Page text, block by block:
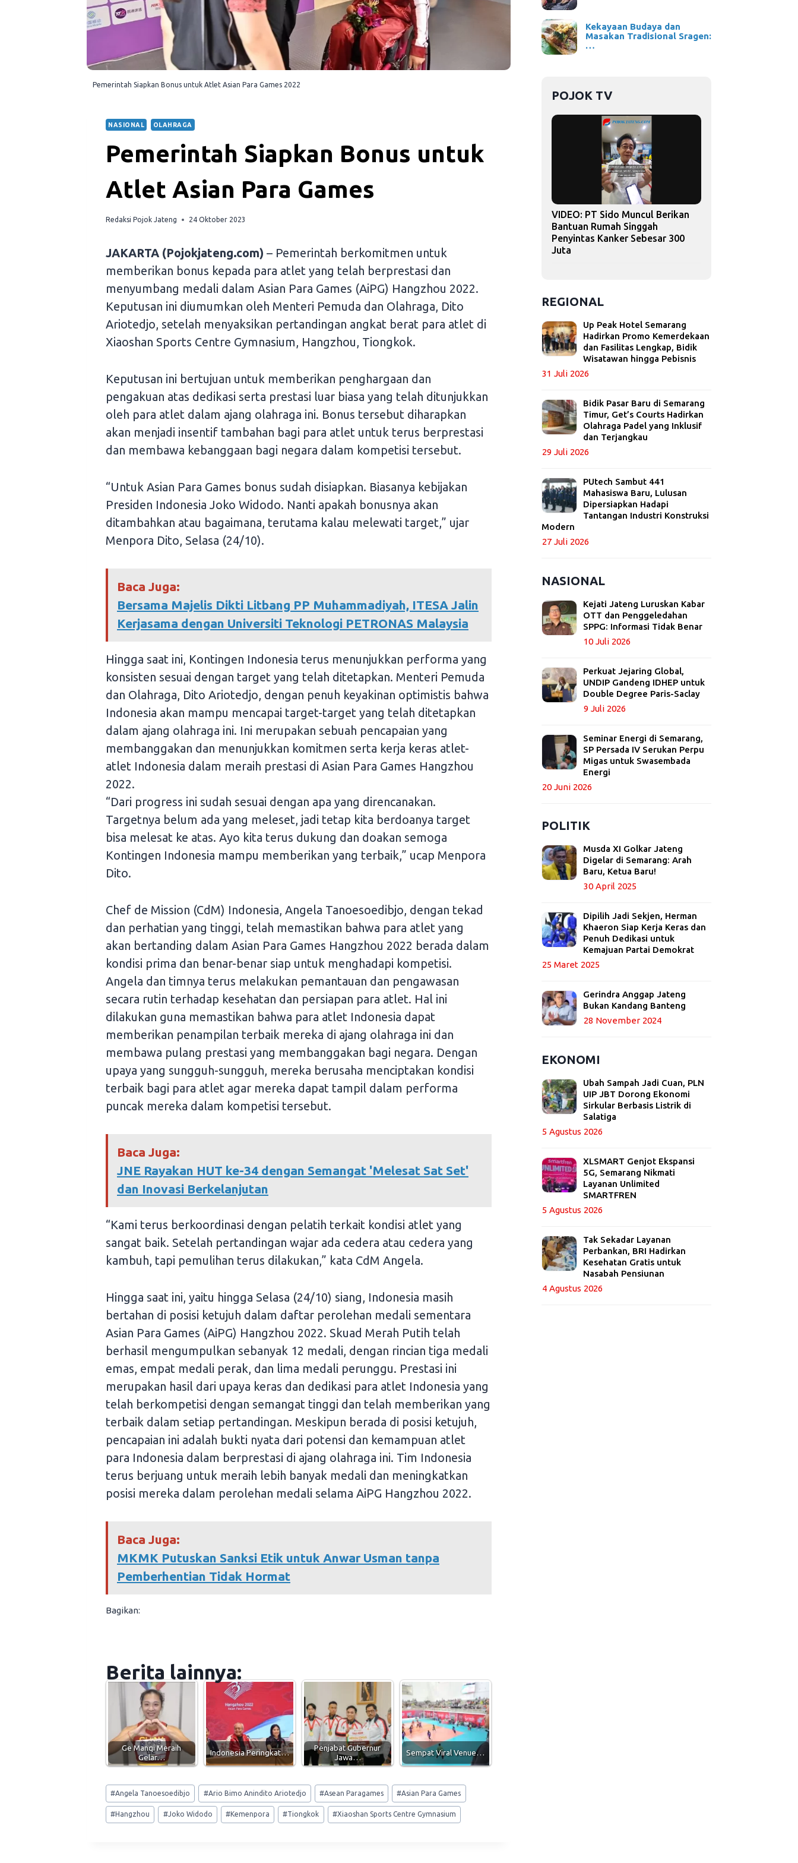
Pemerintah Siapkan Bonus untuk Atlet Asian Para Games 2022
NASIONAL OLAHRAGA
Pemerintah Siapkan Bonus untuk
Atlet Asian Para Games
Redaksi Pojok Jateng 24 Oktober 2023
JAKARTA (Pojokjateng.com) – Pemerintah berkomitmen untuk
memberikan bonus kepada para atlet yang telah berprestasi dan
menyumbang medali dalam Asian Para Games (AiPG) Hangzhou 2022.
Keputusan ini diumumkan oleh Menteri Pemuda dan Olahraga, Dito
Ariotedjo, setelah menyaksikan pertandingan angkat berat para atlet di
Xiaoshan Sports Centre Gymnasium, Hangzhou, Tiongkok.
Keputusan ini bertujuan untuk memberikan penghargaan dan
pengakuan atas dedikasi serta prestasi luar biasa yang telah ditunjukkan
oleh para atlet dalam ajang olahraga ini. Bonus tersebut diharapkan
akan menjadi insentif tambahan bagi para atlet untuk terus berprestasi
dan membawa kebanggaan bagi negara dalam kompetisi tersebut.
“Untuk Asian Para Games bonus sudah disiapkan. Biasanya kebijakan
Presiden Indonesia Joko Widodo. Nanti apakah bonusnya akan
ditambahkan atau bagaimana, terutama kalau melewati target,” ujar
Menpora Dito, Selasa (24/10).
Baca Juga:
Bersama Majelis Dikti Litbang PP Muhammadiyah, ITESA Jalin
Kerjasama dengan Universiti Teknologi PETRONAS Malaysia
Hingga saat ini, Kontingen Indonesia terus menunjukkan performa yang
konsisten sesuai dengan target yang telah ditetapkan. Menteri Pemuda
dan Olahraga, Dito Ariotedjo, dengan penuh keyakinan optimistis bahwa
Indonesia akan mampu mencapai target-target yang telah ditetapkan
dalam ajang olahraga ini. Ini merupakan sebuah pencapaian yang
membanggakan dan menunjukkan komitmen serta kerja keras atlet-
atlet Indonesia dalam meraih prestasi di Asian Para Games Hangzhou
2022.
“Dari progress ini sudah sesuai dengan apa yang direncanakan.
Targetnya belum ada yang meleset, jadi tetap kita berdoanya target
bisa melesat ke atas. Ayo kita terus dukung dan doakan semoga
Kontingen Indonesia mampu memberikan yang terbaik,” ucap Menpora
Dito.
Chef de Mission (CdM) Indonesia, Angela Tanoesoedibjo, dengan tekad
dan perhatian yang tinggi, telah memastikan bahwa para atlet yang
akan bertanding dalam Asian Para Games Hangzhou 2022 berada dalam
kondisi prima dan benar-benar siap untuk menghadapi kompetisi.
Angela dan timnya terus melakukan pemantauan dan pengawasan
secara rutin terhadap kesehatan dan persiapan para atlet. Hal ini
dilakukan guna memastikan bahwa para atlet Indonesia dapat
memberikan penampilan terbaik mereka di ajang olahraga ini dan
membawa pulang prestasi yang membanggakan bagi negara. Dengan
upaya yang sungguh-sungguh, mereka berusaha menciptakan kondisi
terbaik bagi para atlet agar mereka dapat tampil dalam performa
puncak mereka dalam kompetisi tersebut.
Baca Juga:
JNE Rayakan HUT ke-34 dengan Semangat 'Melesat Sat Set'
dan Inovasi Berkelanjutan
“Kami terus berkoordinasi dengan pelatih terkait kondisi atlet yang
sangat baik. Setelah pertandingan wajar ada cedera atau cedera yang
kambuh, tapi pemulihan terus dilakukan,” kata CdM Angela.
Hingga saat ini, yaitu hingga Selasa (24/10) siang, Indonesia masih
bertahan di posisi ketujuh dalam daftar perolehan medali sementara
Asian Para Games (AiPG) Hangzhou 2022. Skuad Merah Putih telah
berhasil mengumpulkan sebanyak 12 medali, dengan rincian tiga medali
emas, empat medali perak, dan lima medali perunggu. Prestasi ini
merupakan hasil dari upaya keras dan dedikasi para atlet Indonesia yang
telah berkompetisi dengan semangat tinggi dan telah memberikan yang
terbaik dalam setiap pertandingan. Meskipun berada di posisi ketujuh,
pencapaian ini adalah bukti nyata dari potensi dan kemampuan atlet
para Indonesia dalam berprestasi di ajang olahraga ini. Tim Indonesia
terus berjuang untuk meraih lebih banyak medali dan meningkatkan
posisi mereka dalam perolehan medali selama AiPG Hangzhou 2022.
Baca Juga:
MKMK Putuskan Sanksi Etik untuk Anwar Usman tanpa
Pemberhentian Tidak Hormat
Bagikan:
Berita lainnya:
Ge Manqi Meraih
Gelar…
Indonesia Peringkat…
Penjabat Gubernur
Jawa…
Sempat Viral Venue…
Post
Tags:
#Angela Tanoesoedibjo #Ario Bimo Anindito Ariotedjo #Asean Paragames #Asian Para Games
#Hangzhou #Joko Widodo #Kemenpora #Tiongkok #Xiaoshan Sports Centre Gymnasium
Kekayaan Budaya dan
Masakan Tradisional Sragen:
…
POJOK TV
VIDEO: PT Sido Muncul Berikan
Bantuan Rumah Singgah
Penyintas Kanker Sebesar 300
Juta
REGIONAL
Up Peak Hotel Semarang
Hadirkan Promo Kemerdekaan
dan Fasilitas Lengkap, Bidik
Wisatawan hingga Pebisnis
31 Juli 2026
Bidik Pasar Baru di Semarang
Timur, Get’s Courts Hadirkan
Olahraga Padel yang Inklusif
dan Terjangkau
29 Juli 2026
PUtech Sambut 441
Mahasiswa Baru, Lulusan
Dipersiapkan Hadapi
Tantangan Industri Konstruksi
Modern
27 Juli 2026
NASIONAL
Kejati Jateng Luruskan Kabar
OTT dan Penggeledahan
SPPG: Informasi Tidak Benar
10 Juli 2026
Perkuat Jejaring Global,
UNDIP Gandeng IDHEP untuk
Double Degree Paris-Saclay
9 Juli 2026
Seminar Energi di Semarang,
SP Persada IV Serukan Perpu
Migas untuk Swasembada
Energi
20 Juni 2026
POLITIK
Musda XI Golkar Jateng
Digelar di Semarang: Arah
Baru, Ketua Baru!
30 April 2025
Dipilih Jadi Sekjen, Herman
Khaeron Siap Kerja Keras dan
Penuh Dedikasi untuk
Kemajuan Partai Demokrat
25 Maret 2025
Gerindra Anggap Jateng
Bukan Kandang Banteng
28 November 2024
EKONOMI
Ubah Sampah Jadi Cuan, PLN
UIP JBT Dorong Ekonomi
Sirkular Berbasis Listrik di
Salatiga
5 Agustus 2026
XLSMART Genjot Ekspansi
5G, Semarang Nikmati
Layanan Unlimited
SMARTFREN
5 Agustus 2026
Tak Sekadar Layanan
Perbankan, BRI Hadirkan
Kesehatan Gratis untuk
Nasabah Pensiunan
4 Agustus 2026